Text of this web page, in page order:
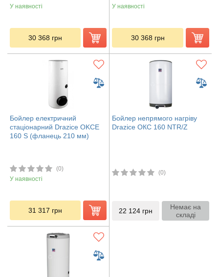
У наявності
30 368 грн
У наявності
30 368 грн
Бойлер електричний
стаціонарний Drazice OKCE
160 S (фланець 210 мм)
(0)
У наявності
31 317 грн
Бойлер непрямого нагріву
Drazice ОКС 160 NTR/Z
(0)
22 124 грн
Немає на
складі